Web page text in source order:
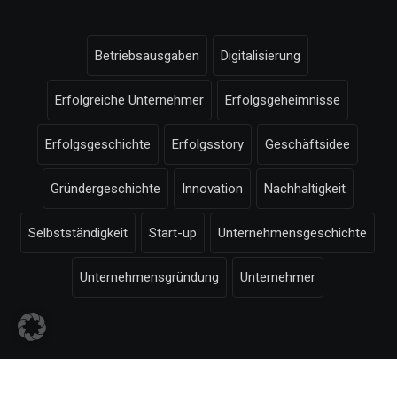
Betriebsausgaben Digitalisierung
Erfolgreiche Unternehmer Erfolgsgeheimnisse
Erfolgsgeschichte Erfolgsstory Geschäftsidee
Gründergeschichte Innovation Nachhaltigkeit
Selbstständigkeit Start-up Unternehmensgeschichte
Unternehmensgründung Unternehmer